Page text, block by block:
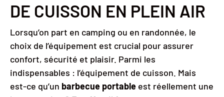
DE CUISSON EN PLEIN AIR
Lorsqu’on part en camping ou en randonnée, le
choix de l’équipement est crucial pour assurer
confort, sécurité et plaisir. Parmi les
indispensables : l’équipement de cuisson. Mais
est-ce qu’un barbecue portable est réellement une